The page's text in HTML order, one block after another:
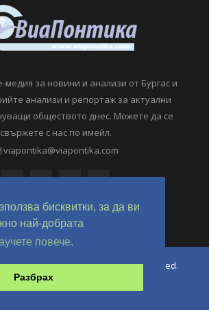
бисквитки, за да ви
най-добрата
повече.
Разбрах
медия за новини и анализи от Бургас и
анализи и репортаж за актуални
обществото днес. Можете да се
свържете с нас по имейл.
viapontika@viapontika.com
2024 ViaPontika.com. All Rights Reserved.
@ OverHertz Ltd